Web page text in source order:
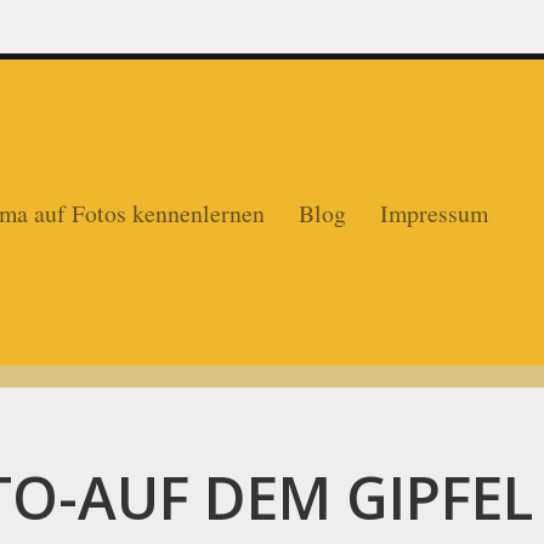
auf Fotos kennenlernen Blog Impressum
AUF DEM GIPFEL